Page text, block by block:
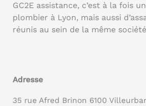
GC2E assistance, c’est à la fois
plombier à Lyon, mais aussi
réunis au sein de la même
Adresse
35 rue Afred Brinon 6100